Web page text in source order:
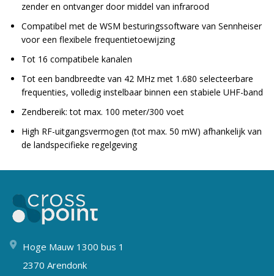
zender en ontvanger door middel van infrarood
Compatibel met de WSM besturingssoftware van Sennheiser
voor een flexibele frequentietoewijzing
Tot 16 compatibele kanalen
Tot een bandbreedte van 42 MHz met 1.680 selecteerbare
frequenties, volledig instelbaar binnen een stabiele UHF-band
Zendbereik: tot max. 100 meter/300 voet
High RF-uitgangsvermogen (tot max. 50 mW) afhankelijk van
de landspecifieke regelgeving
Hoge Mauw 1300 bus 1
2370 Arendonk